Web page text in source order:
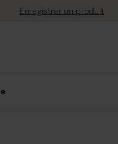
avec Klarna
Enregistrer un produit